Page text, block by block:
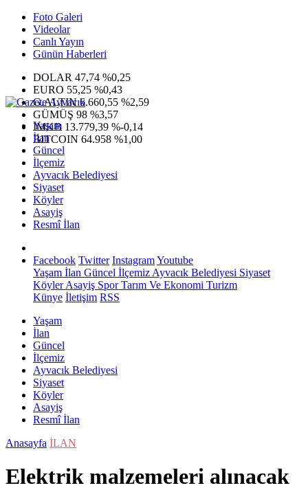
Foto Galeri
Videolar
Canlı Yayın
Günün Haberleri
DOLAR 47,74 %0,25
EURO 55,25 %0,43
G.ALTIN6.660,55 %2,59
GÜMÜŞ 98 %3,57
IMKB 13.779,39 %-0,14
BITCOIN 64.958 %1,00
Yaşam
İlan
Güncel
İlçemiz
Ayvacık Belediyesi
Siyaset
Köyler
Asayiş
Resmî İlan
Facebook Twitter InstagramYoutube
Yaşam İlan Güncel İlçemiz Ayvacık Belediyesi Siyaset
KöylerAsayiş SporTarım Ve Ekonomi Turizm
Künye İletişim RSS
Yaşam
İlan
Güncel
İlçemiz
Ayvacık Belediyesi
Siyaset
Köyler
Asayiş
Resmî İlan
Anasayfa İLAN
Elektrik malzemeleri alınacak